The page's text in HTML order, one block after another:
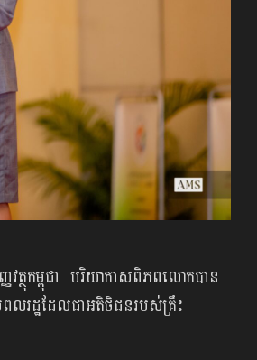
ត្ថុកម្ពុជា បរិយាកាសពិភពលោកបាន
លរដ្ឋដែលជាអតិថិជនរបស់គ្រឹះ